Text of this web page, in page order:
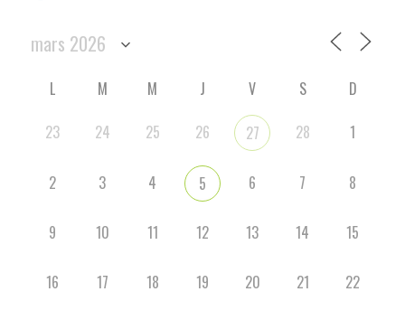
L M M J V S
D
23
24 25 26 27 28 1
2 3 4 5 6 7 8
9 10 11 12 13 14 15
16 17 18 19 20 21 22